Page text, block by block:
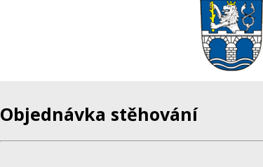
Objednávka stěhování